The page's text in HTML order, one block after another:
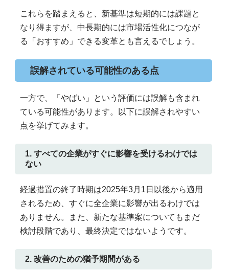
これらを踏まえると、新基準は短期的には課題と
なり得ますが、中長期的には市場活性化につなが
る「おすすめ」できる変革とも言えるでしょう。
誤解されている可能性のある点
一方で、「やばい」という評価には誤解も含まれ
ている可能性があります。以下に誤解されやすい
点を挙げてみます。
1. すべての企業がすぐに影響を受けるわけでは
ない
経過措置の終了時期は2025年3月1日以後から適用
されるため、すぐに全企業に影響が出るわけでは
ありません。また、新たな基準案についてもまだ
検討段階であり、最終決定ではないようです。
2. 改善のための猶予期間がある